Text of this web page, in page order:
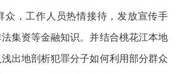
，工作人员热情接待，发放宣传手
集资等金融知识。并结合桃花江本地
出地剖析犯罪分子如何利用部分群众